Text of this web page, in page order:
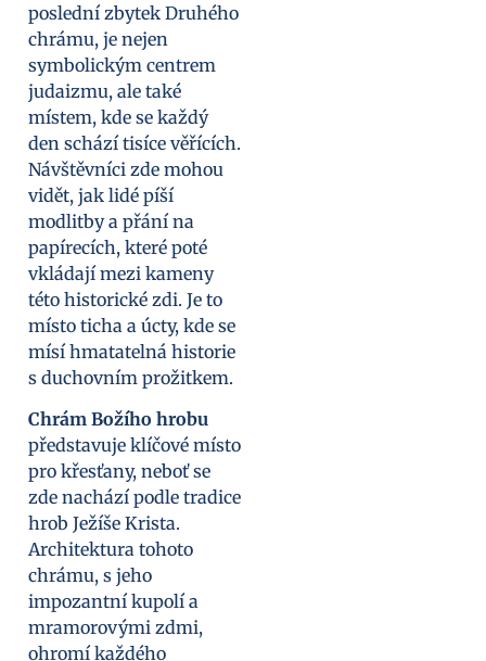
poslední zbytek Druhého
chrámu, je nejen
symbolickým centrem
judaizmu, ale také
místem, kde se každý
den schází tisíce věřících.
Návštěvníci zde mohou
vidět, jak lidé píší
modlitby a přání na
papírecích, které poté
vkládají mezi kameny
této historické zdi. Je to
místo ticha a úcty, kde se
mísí hmatatelná historie
s duchovním prožitkem.
Chrám Božího hrobu
představuje klíčové místo
pro křesťany, neboť se
zde nachází podle tradice
hrob Ježíše Krista.
Architektura tohoto
chrámu, s jeho
impozantní kupolí a
mramorovými zdmi,
ohromí každého